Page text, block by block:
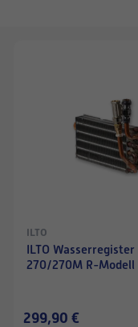
ILTO
ILTO Wasserregister
270/270M R-Modell
299,90 €